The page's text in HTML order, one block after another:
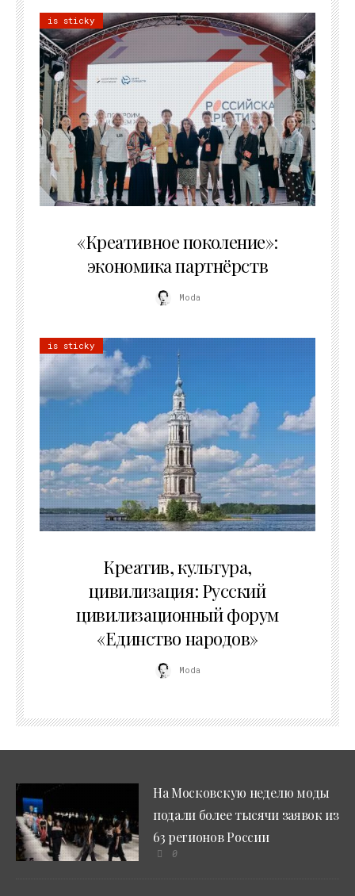
is sticky
«Креативное поколение»:
экономика партнёрств
Moda
is sticky
Креатив, культура,
цивилизация: Русский
цивилизационный форум
«Единство народов»
Moda
На Московскую неделю моды
подали более тысячи заявок из
63 регионов России
0